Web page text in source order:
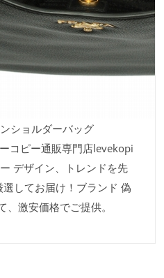
ショルダーバッグ
コピー通販専門店levekopi
デザイン、トレンドを先
してお届け！ブランド 偽
激安価格でご提供。